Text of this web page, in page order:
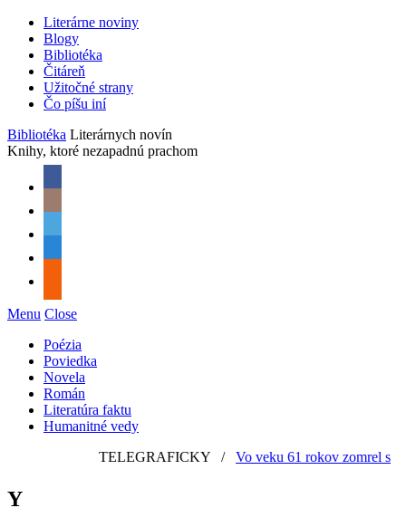
Literárne noviny
Blogy
Bibliotéka
Čitáreň
Užitočné strany
Čo píšu iní
Bibliotéka Literárnych novín
Knihy, ktoré nezapadnú prachom
Menu Close
Poézia
Poviedka
Novela
Román
Literatúra faktu
Humanitné vedy
TELEGRAFICKY/ Vo veku 61 rokov zomrel
Y